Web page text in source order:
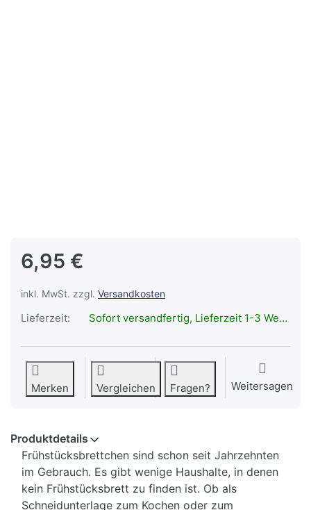
6,95 €
inkl. MwSt. zzgl. Versandkosten
Lieferzeit: Sofort versandfertig, Lieferzeit 1-3 Werktage.
Merken Vergleichen Fragen? Weitersagen
Produktdetails
Frühstücksbrettchen sind schon seit Jahrzehnten
im Gebrauch. Es gibt wenige Haushalte, in denen
kein Frühstücksbrett zu finden ist. Ob als
Schneidunterlage zum Kochen oder zum